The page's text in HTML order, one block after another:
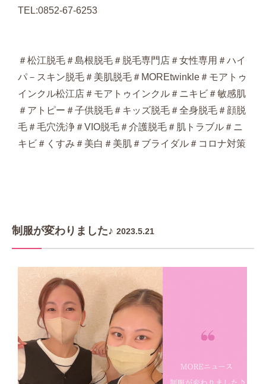
TEL:0852-67-6253
＃松江脱毛＃島根脱毛＃脱毛専門店＃女性専用＃ハイ
パ－スキン脱毛＃美肌脱毛＃MOREtwinkle＃モアトゥ
インクル松江店＃モアトゥインクル＃ニキビ＃敏感肌
＃アトピー＃子供脱毛＃キッズ脱毛＃全身脱毛＃顔脱
毛＃毛穴洗浄＃VIO脱毛＃介護脱毛＃肌トラブル＃ニ
キビ＃くすみ＃美白＃美肌＃ブライダル＃コロナ対策
制服が変わりました♪ 2023.5.21